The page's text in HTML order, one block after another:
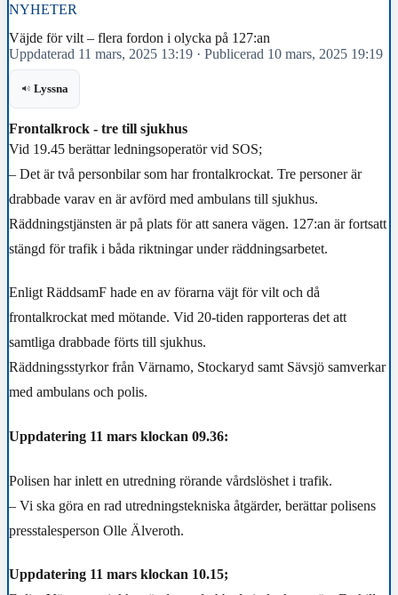
NYHETER
Väjde för vilt – flera fordon i olycka på 127:an
Uppdaterad 11 mars, 2025 13:19 · Publicerad 10 mars, 2025 19:19
Lyssna
Frontalkrock - tre till sjukhus
Vid 19.45 berättar ledningsoperatör vid SOS;
– Det är två personbilar som har frontalkrockat. Tre personer är
drabbade varav en är avförd med ambulans till sjukhus.
Räddningstjänsten är på plats för att sanera vägen. 127:an är fortsatt
stängd för trafik i båda riktningar under räddningsarbetet.
Enligt RäddsamF hade en av förarna väjt för vilt och då
frontalkrockat med mötande. Vid 20-tiden rapporteras det att
samtliga drabbade förts till sjukhus.
Räddningsstyrkor från Värnamo, Stockaryd samt Sävsjö samverkar
med ambulans och polis.
Uppdatering 11 mars klockan 09.36:
Polisen har inlett en utredning rörande vårdslöshet i trafik.
– Vi ska göra en rad utredningstekniska åtgärder, berättar polisens
presstalesperson Olle Älveroth.
Uppdatering 11 mars klockan 10.15;